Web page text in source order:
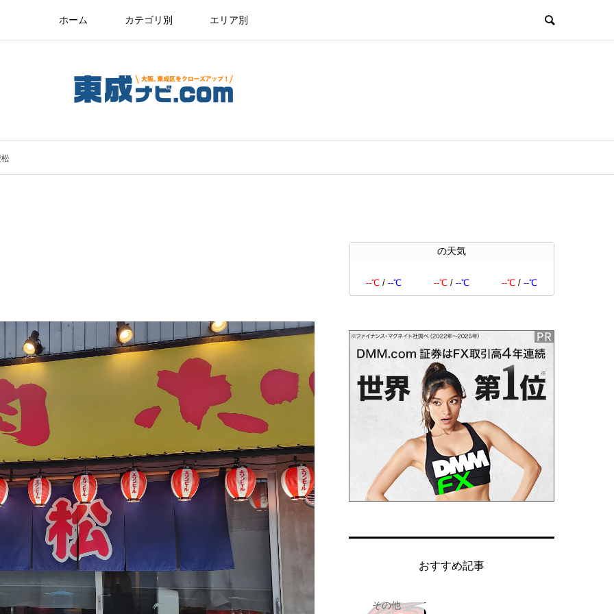
ホーム カテゴリ別 エリア別
の天気
--℃/ --℃ --℃/ --℃ --℃ /--℃
おすすめ記事
その他